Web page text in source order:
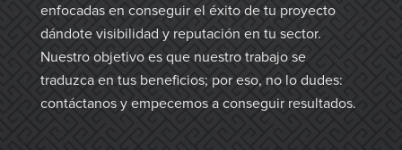
enfocadas en conseguir el éxito de tu proyecto
dándote visibilidad y reputación en tu sector.
Nuestro objetivo es que nuestro trabajo se
traduzca en tus beneficios; por eso, no lo dudes:
contáctanos y empecemos a conseguir resultados.